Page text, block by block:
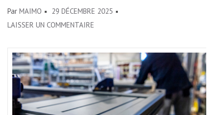
Par MAIMO
29 DÉCEMBRE 2025
LAISSER UN COMMENTAIRE
DE
MENUISERIE
ALUMINIUM
:
QUALITÉ